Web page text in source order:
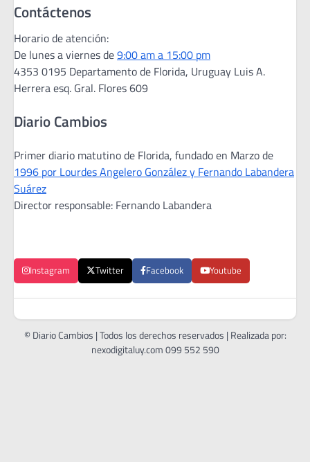
Contáctenos
Horario de atención:
De lunes a viernes de9:00 am a 15:00 pm
4353 0195 Departamento de Florida, Uruguay Luis A.
Herrera esq. Gral. Flores 609
Diario Cambios
Primer diario matutino de Florida, fundado en Marzo de
1996 por Lourdes Angelero González y Fernando Labandera
Suárez
Director responsable: Fernando Labandera
Instagram Twitter Facebook Youtube